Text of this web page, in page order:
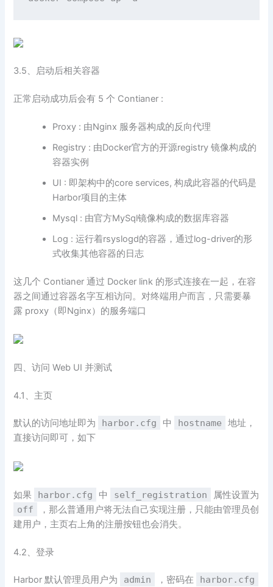
3.5、启动后相关容器
正常启动成功后会有 5 个 Contianer :
Proxy : 由Nginx 服务器构成的反向代理
Registry : 由Docker官方的开源registry 镜像构成的
容器实例
UI : 即架构中的core services, 构成此容器的代码是
Harbor项目的主体
Mysql : 由官方MySql镜像构成的数据库容器
Log : 运行着rsyslogd的容器，通过log-driver的形
式收集其他容器的日志
这几个 Contianer 通过 Docker link 的形式连接在一起，在容
器之间通过容器名字互相访问。对终端用户而言，只需要暴
露 proxy（即Nginx）的服务端口
四、访问 Web UI 并测试
4.1、主页
默认的访问地址即为 harbor.cfg 中 hostname
地址，
直接访问即可，如下
如果 harbor.cfg 中 self_registration 属性设置为
off
，那么普通用户将无法自己实现注册，只能由管理员创
建用户，主页右上角的注册按钮也会消失。
4.2、登录
Harbor 默认管理员用户为 admin ，密码在 harbor.cfg